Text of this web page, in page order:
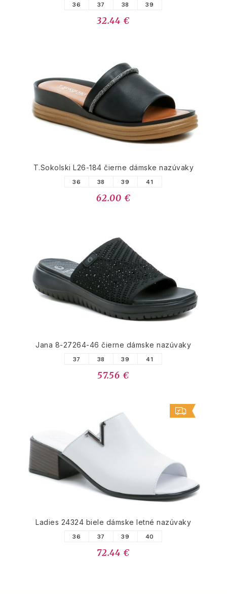
36 37 38 39
32.44 €
T.Sokolski L26-184 čierne dámske nazúvaky
36 38 39 41
62.00 €
Jana 8-27264-46 čierne dámske nazúvaky
37 38 39 41
57.56 €
Ladies 24324 biele dámske letné nazúvaky
36 37 39 40
72.44 €